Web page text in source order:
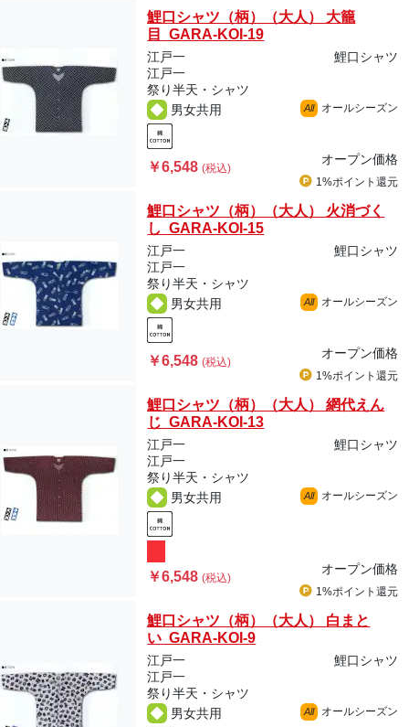
鯉口シャツ（柄）（大人） 大籠
目 GARA-KOI-19
江戸一
鯉口シャツ
江戸一
祭り半天・シャツ
男女共用
All オールシーズン
￥6,548(税込)
オープン価格
1%ポイント 還元
鯉口シャツ（柄）（大人） 火消づく
し GARA-KOI-15
江戸一
鯉口シャツ
江戸一
祭り半天・シャツ
男女共用
All オールシーズン
￥6,548(税込)
オープン価格
1%ポイント 還元
鯉口シャツ（柄）（大人） 網代えん
じ GARA-KOI-13
江戸一
鯉口シャツ
江戸一
祭り半天・シャツ
男女共用
All オールシーズン
￥6,548(税込)
オープン価格
1%ポイント 還元
鯉口シャツ（柄）（大人） 白まと
い GARA-KOI-9
江戸一
鯉口シャツ
江戸一
祭り半天・シャツ
男女共用
All オールシーズン